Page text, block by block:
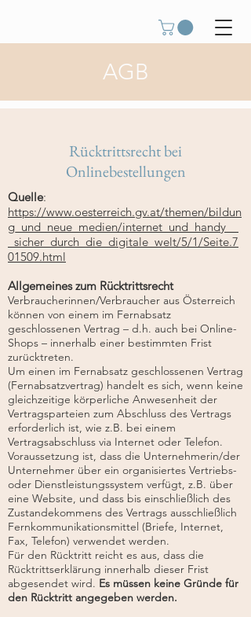
AGB
Rücktrittsrecht bei
Onlinebestellungen
Quelle:
https://www.oesterreich.gv.at/themen/bildun
g_und_neue_medien/internet_und_handy__
_sicher_durch_die_digitale_welt/5/1/Seite.7
01509.html
Allgemeines zum Rücktrittsrecht
Verbraucherinnen/Verbraucher aus Österreich
können von einem im Fernabsatz
geschlossenen Vertrag – d.h. auch bei Online-
Shops – innerhalb einer bestimmten Frist
zurücktreten.
Um einen im Fernabsatz geschlossenen Vertrag
(Fernabsatzvertrag) handelt es sich, wenn keine
gleichzeitige körperliche Anwesenheit der
Vertragsparteien zum Abschluss des Vertrags
erforderlich ist, wie z.B. bei einem
Vertragsabschluss via Internet oder Telefon.
Voraussetzung ist, dass die Unternehmerin/der
Unternehmer über ein organisiertes Vertriebs-
oder Dienstleistungssystem verfügt, z.B. über
eine Website, und dass bis einschließlich des
Zustandekommens des Vertrags ausschließlich
Fernkommunikationsmittel (Briefe, Internet,
Fax, Telefon) verwendet werden.
Für den Rücktritt reicht es aus, dass die
Rücktrittserklärung innerhalb dieser Frist
abgesendet wird. Es müssen keine Gründe für
den Rücktritt angegeben werden.